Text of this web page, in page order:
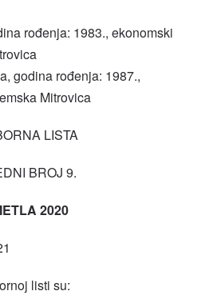
rođenja: 1983., ekonomski
godina rođenja: 1987.,
Mitrovica
LISTA
BROJ 9.
2020
listi su: